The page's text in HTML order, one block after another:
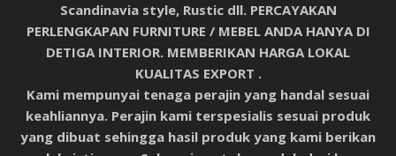
Scandinavia style, Rustic dll. PERCAYAKAN
PERLENGKAPAN FURNITURE / MEBEL ANDA HANYA DI
DETIGA INTERIOR. MEMBERIKAN HARGA LOKAL
KUALITAS EXPORT .
Kami mempunyai tenaga perajin yang handal sesuai
keahliannya. Perajin kami terspesialis sesuai produk
yang dibuat sehingga hasil produk yang kami berikan